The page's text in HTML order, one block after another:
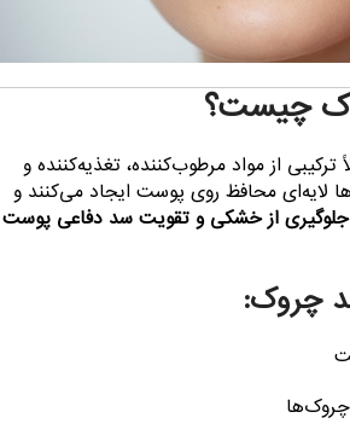
چیست؟
ترکیبی از مواد مرطوب‌کننده، تغذیه‌کننده و
لایه‌ای محافظ روی پوست ایجاد می‌کنند و
جلوگیری از خشکی و تقویت سد دفاعی پوست
چروک: